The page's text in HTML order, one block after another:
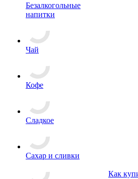
Безалкогольные
напитки
Чай
Кофе
Сладкое
Сахар и сливки
Как